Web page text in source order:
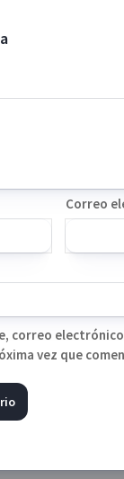
Correo
correo
vez que